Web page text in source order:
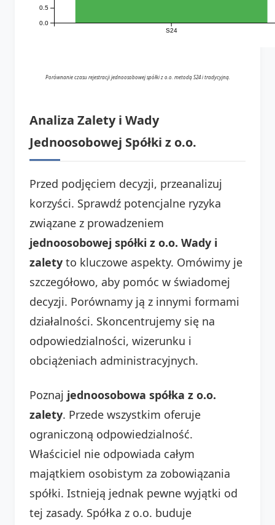
S24
0.0
0.5
Porównanie czasu rejestracji jednoosobowej spółki z o.o. metodą S24 i tradycyjną.
Analiza Zalety i Wady
Jednoosobowej Spółki z o.o.
Przed podjęciem decyzji, przeanalizuj
korzyści. Sprawdź potencjalne ryzyka
związane z prowadzeniem
jednoosobowej spółki z o.o. Wady i
zalety to kluczowe aspekty. Omówimy je
szczegółowo, aby pomóc w świadomej
decyzji. Porównamy ją z innymi formami
działalności. Skoncentrujemy się na
odpowiedzialności, wizerunku i
obciążeniach administracyjnych.
Poznaj jednoosobowa spółka z o.o.
zalety. Przede wszystkim oferuje
ograniczoną odpowiedzialność.
Właściciel nie odpowiada całym
majątkiem osobistym za zobowiązania
spółki. Istnieją jednak pewne wyjątki od
tej zasady. Spółka z o.o. buduje